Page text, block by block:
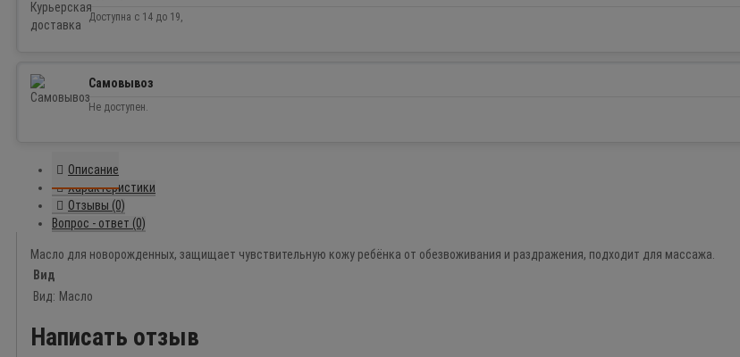
Доступна с 14 до 19,
Самовывоз
Не доступен.
Описание
Характеристики
Отзывы (0)
Вопрос - ответ (0)
Масло для новорожденных, защищает чувствительную кожу ребёнка от обезвоживания и раздражения, подходит для массажа.
Вид
Вид: Масло
Написать отзыв